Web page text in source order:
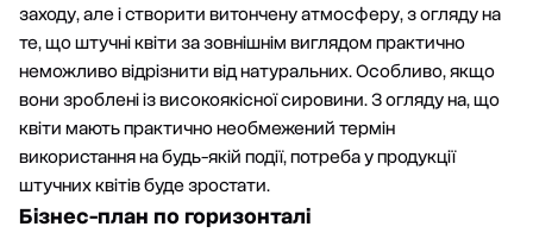
заходу, але і створити витончену атмосферу, з огляду на
те, що штучні квіти за зовнішнім виглядом практично
неможливо відрізнити від натуральних. Особливо, якщо
вони зроблені із високоякісної сировини. З огляду на, що
квіти мають практично необмежений термін
використання на будь-якій події, потреба у продукції
штучних квітів буде зростати.
Бізнес-план по горизонталі